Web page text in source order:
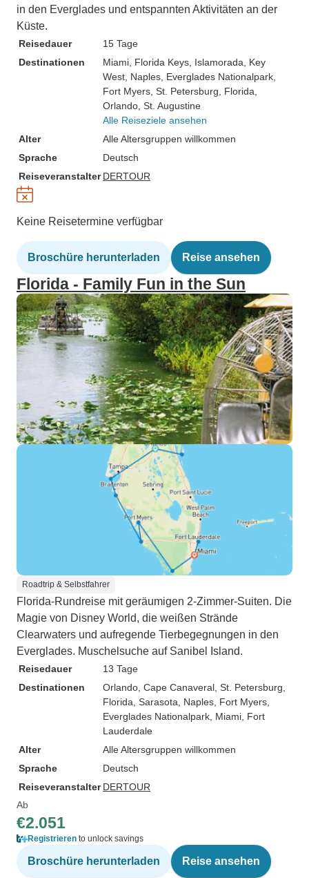
in den Everglades und entspannten Aktivitäten an der
Küste.
Reisedauer
15 Tage
Destinationen
Miami , Florida Keys , Islamorada , Key
West , Naples , Everglades Nationalpark
Fort Myers , St. Petersburg, Florida
Orlando , St. Augustine
Alle Reiseziele ansehen
Alter
Alle Altersgruppen willkommen
Sprache
Deutsch
Reiseveranstalter DERTOUR
Keine Reisetermine verfügbar
Broschüre herunterladen Reise ansehen
Florida - Family Fun in the Sun
Roadtrip & Selbstfahrer
Florida-Rundreise mit geräumigen 2-Zimmer-Suiten. Die
Magie von Disney World, die weißen Strände
Clearwaters und aufregende Tierbegegnungen in den
Everglades. Muschelsuche auf Sanibel Island.
Reisedauer
13 Tage
Destinationen
Orlando , Cape Canaveral , St. Petersburg,
Florida , Sarasota , Naples , Fort Myers
Everglades Nationalpark , Miami , Fort
Lauderdale
Alter
Alle Altersgruppen willkommen
Sprache
Deutsch
Reiseveranstalter DERTOUR
Ab
€2.051
Registrieren to unlock savings
Broschüre herunterladen Reise ansehen